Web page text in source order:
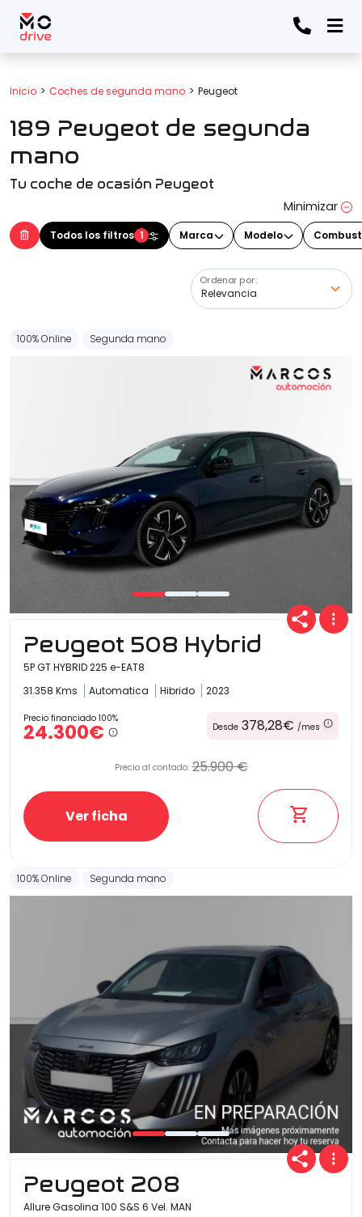
Inicio Coches de segunda mano Peugeot
189 Peugeot de segunda
mano
Tu coche de ocasión Peugeot
Minimizar
Todos los filtros 1 Marca Modelo
Ordenar por:
Todos los filtros
Marca
(Elige una o varias marcas)
(Elige uno o varios modelos)
Año
Combustible
(Elige una o varias opciones)
Etiqueta medioambiental
Potencia
Transmisión
Carrocería
100% Online Segunda mano
Peugeot 508 Hybrid
5P GT HYBRID 225 e-EAT8
31.358 Kms
Automatica Hibrido 2023
Precio financiado 100%
24.300€ Desde 378,28€ /mes
Precio al contado: 25.900 €
Ver ficha
100% Online Segunda mano
Peugeot 208
Allure Gasolina 100 S&S 6 Vel. MAN